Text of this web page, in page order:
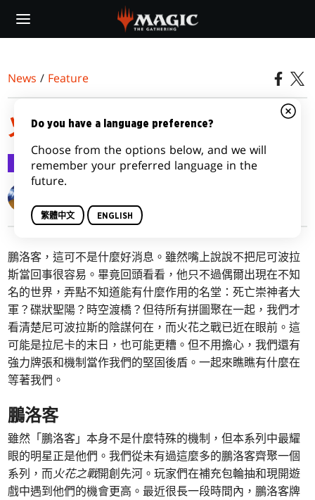
main
News / Feature
火花之戰機制
Feature 2019-03-31
鵬洛客，這可不是什麼好消息。雖然嘴上說說不把尼可波拉
斯當回事很容易。畢竟回頭看看，他只不過偶爾出現在不知
名的世界，弄點不知道能有什麼作用的名堂：死亡崇神者大
軍？碟狀聖陽？時空渡橋？但待所有拼圖聚在一起，我們才
看清楚尼可波拉斯的陰謀何在，而火花之戰已近在眼前。這
可能是拉尼卡的末日，也可能更糟。但不用擔心，我們還有
強力牌張和機制當作我們的堅固後盾。一起來瞧瞧有什麼在
等著我們。
鵬洛客
雖然「鵬洛客」本身不是什麼特殊的機制，但本系列中最耀
眼的明星正是他們。我們從未有過這麼多的鵬洛客齊聚一個
系列，而火花之戰開創先河。玩家們在補充包輪抽和現開遊
戲中遇到他們的機會更高。最近很長一段時間內，鵬洛客牌
Do you have a language preference?
Choose from the options below, and we will
remember your preferred language in the
future.
繁體中文 ENGLISH